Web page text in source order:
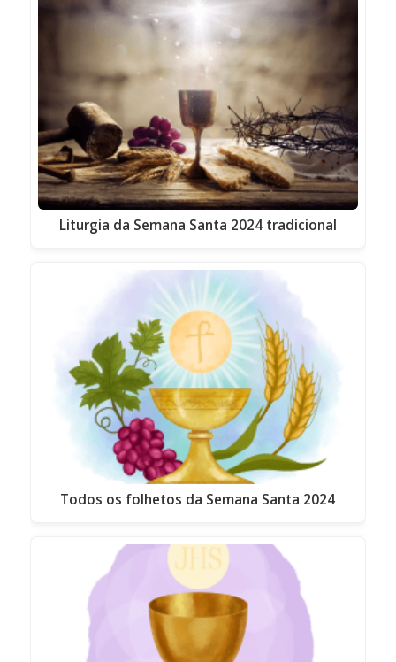
Liturgia da Semana Santa 2024 tradicional
Todos os folhetos da Semana Santa 2024